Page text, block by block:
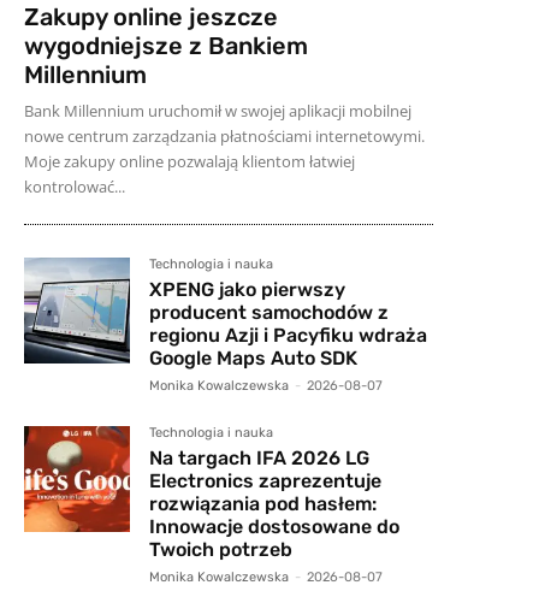
Zakupy online jeszcze
wygodniejsze z Bankiem
Millennium
Bank Millennium uruchomił w swojej aplikacji mobilnej
nowe centrum zarządzania płatnościami internetowymi.
Moje zakupy online pozwalają klientom łatwiej
kontrolować...
Technologia i nauka
XPENG jako pierwszy
producent samochodów z
regionu Azji i Pacyfiku wdraża
Google Maps Auto SDK
Monika Kowalczewska - 2026-08-07
Technologia i nauka
Na targach IFA 2026 LG
Electronics zaprezentuje
rozwiązania pod hasłem:
Innowacje dostosowane do
Twoich potrzeb
Monika Kowalczewska - 2026-08-07